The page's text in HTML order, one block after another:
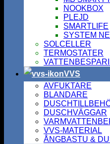
NOOKBOX
PLEJD
SMARTLIFE
SYSTEM
SOLCELLER
TERMOSTATER
VVS
AVFUKTARE
BLANDARE
DUSCHVÄGGAR
VVS-MATERIAL
ÅNGBASTU &